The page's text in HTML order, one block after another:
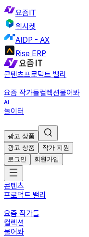
요즘IT
위시켓
AIDP - AX
Rise ERP
콘텐츠프로덕트 밸리
요즘 작가들컬렉션물어봐
놀이터
광고 상품
광고 상품
작가 지원
로그인
회원가입
콘텐츠
프로덕트 밸리
요즘 작가들
컬렉션
물어봐